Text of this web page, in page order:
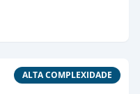
ALTA COMPLEXIDADE